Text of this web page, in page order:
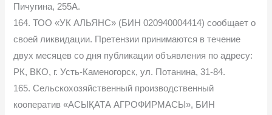
Пичугина, 255А.
164. ТОО «УК АЛЬЯНС» (БИН 020940004414) сообщает о
своей ликвидации. Претензии принимаются в течение
двух месяцев со дня публикации объявления по адресу:
РК, ВКО, г. Усть-Каменогорск, ул. Потанина, 31-84.
165. Сельскохозяйственный производственный
кооператив «АСЫҚАТА АГРОФИРМАСЫ», БИН